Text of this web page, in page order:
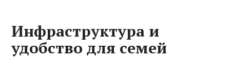
Инфраструктура и
удобство для семей